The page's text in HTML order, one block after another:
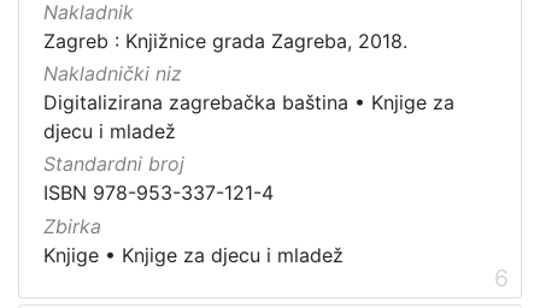
Nakladnik
Zagreb : Knjižnice grada Zagreba, 2018.
Nakladnički niz
Digitalizirana zagrebačka baština • Knjige za
djecu i mladež
Standardni broj
ISBN 978-953-337-121-4
Zbirka
Knjige • Knjige za djecu i mladež
6